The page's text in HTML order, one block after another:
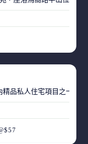
品私人住宅項目之一，